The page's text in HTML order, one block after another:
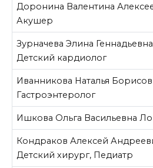
Доронина Валентина
Акушер
Зурначева Элина Геннадьевна
Детский кардиолог
Иванникова Наталья
Гастроэнтеролог
Ишкова Ольга Васильевна
Кондраков Алексей
Детский хирург, Педиатр